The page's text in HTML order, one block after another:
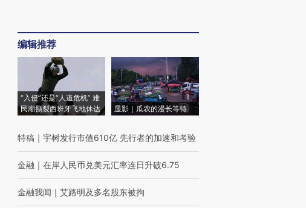
编辑推荐
“入侵”还是“人道危机” 难
民潮撕裂西班牙飞地休达
显影｜瓜农的漫长等待
特稿 ｜ 宇树发行市值610亿 先行者的加速和考验
金融 ｜ 在岸人民币兑美元汇率连日升破6.75
金融我闻 ｜ 艾路明及多名股东被拘